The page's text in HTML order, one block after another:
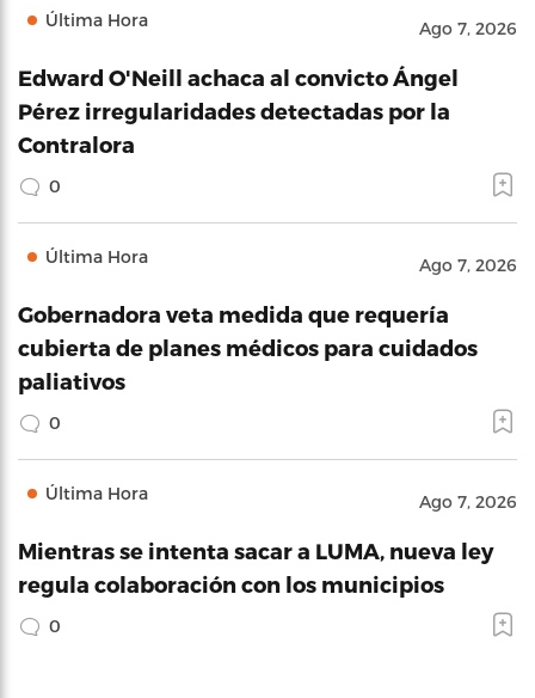
Última Hora Ago 7, 2026
Edward O'Neill achaca al convicto Ángel
Pérez irregularidades detectadas por la
Contralora
0
Última Hora Ago 7, 2026
Gobernadora veta medida que requería
cubierta de planes médicos para cuidados
paliativos
0
Última Hora Ago 7, 2026
Mientras se intenta sacar a LUMA, nueva ley
regula colaboración con los municipios
0